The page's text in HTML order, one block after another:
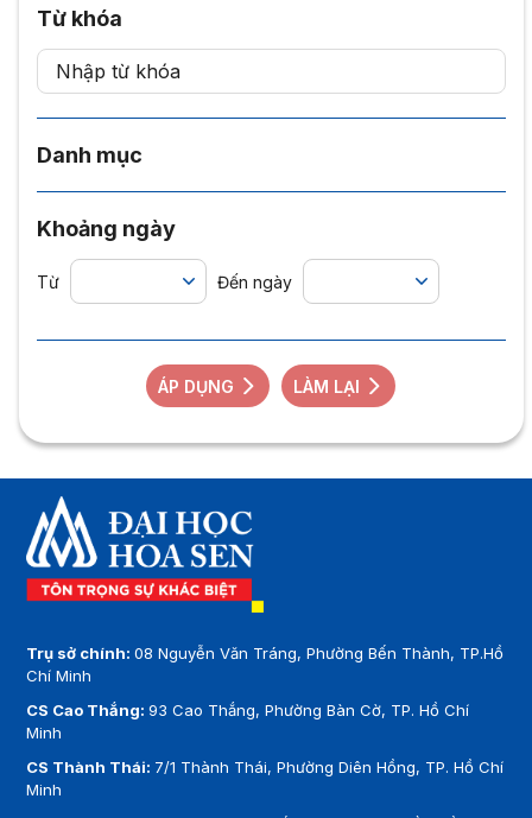
Từ khóa
Danh mục
Khoảng ngày
Từ Đến ngày
ÁP DỤNG LÀM LẠI
Trụ sở chính:08 Nguyễn Văn Tráng, Phường Bến Thành, TP.Hồ
Chí Minh
CS Cao Thắng:93 Cao Thắng, Phường Bàn Cờ, TP. Hồ Chí
Minh
CS Thành Thái: 7/1 Thành Thái, Phường Diên Hồng, TP. Hồ Chí
Minh